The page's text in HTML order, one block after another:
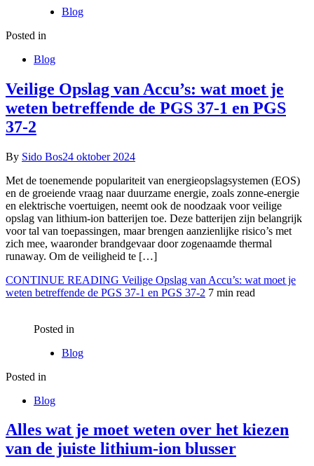
Blog
Posted in
Blog
Veilige Opslag van Accu’s: wat moet je
weten betreffende de PGS 37-1 en PGS
37-2
By Sido Bos24 oktober 2024
Met de toenemende populariteit van energieopslagsystemen (EOS)
en de groeiende vraag naar duurzame energie, zoals zonne-energie
en elektrische voertuigen, neemt ook de noodzaak voor veilige
opslag van lithium-ion batterijen toe. Deze batterijen zijn belangrijk
voor tal van toepassingen, maar brengen aanzienlijke risico’s met
zich mee, waaronder brandgevaar door zogenaamde thermal
runaway. Om de veiligheid te […]
CONTINUE READING Veilige Opslag van Accu’s: wat moet je
weten betreffende de PGS 37-1 en PGS 37-2 7 min read
Posted in
Blog
Posted in
Blog
Alles wat je moet weten over het kiezen
van de juiste lithium-ion blusser